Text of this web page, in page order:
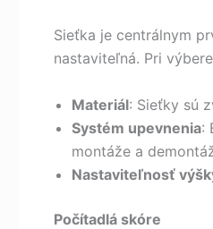
Sieťka je centrálnym
nastaviteľná. Pri
Materiál: Sieťky sú
Systém upevnenia:
montáže a
Nastaviteľnosť
Počítadlá skóre